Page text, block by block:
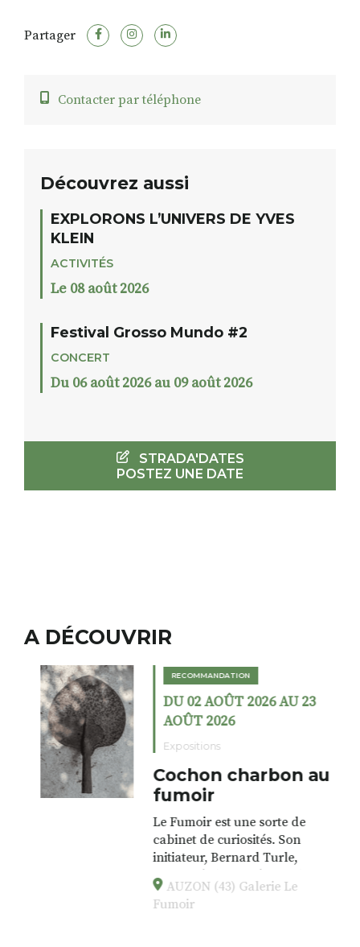
Partager
Contacter par téléphone
Découvrez aussi
EXPLORONS L’UNIVERS DE YVES
KLEIN
ACTIVITÉS
Le 08 août 2026
Festival Grosso Mundo #2
CONCERT
Du 06 août 2026 au 09 août 2026
STRADA'DATES
POSTEZ UNE DATE
A DÉCOUVRIR
RECOMMANDATION
DU 02 AOÛT 2026 AU 23
AOÛT 2026
Expositions
Cochon charbon au
fumoir
Le Fumoir est une sorte de
cabinet de curiosités. Son
initiateur, Bernard Turle,
s’amuse à donner à voir des
associations fertiles, graves ou
drôles, parfois fumeuses. Des
AUZON (43) Galerie Le
Fumoir